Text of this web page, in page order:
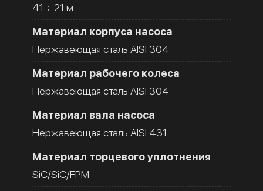
41 ÷ 21 м
Материал корпуса насоса
Нержавеющая сталь AISI 304
Материал рабочего колеса
Нержавеющая сталь AISI 304
Материал вала насоса
Нержавеющая сталь AISI 431
Материал торцевого уплотнения
SiC/SiC/FPM